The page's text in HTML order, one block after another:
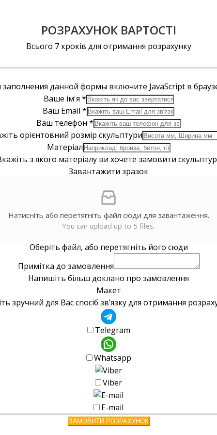
РОЗРАХУНОК ВАРТОСТІ
Всього 7 кроків для отримання розрахунку
заполнения данной формы включите JavaScript в
Ваше ім'я *
Ваш Email *
Ваш телефон *
орієнтовний розмір скульптури
Матеріал
з якого матеріалу ви хочете замовити
Завантажити зразок
Натисніть або перетягніть файл сюди для завантаження.
You can upload up to 5 files.
Оберіть файл, або перетягніть його сюди
Примітка до замовлення
Напишіть більш доклано про замовлення
Макет
зручний для Вас спосіб зв’язку для отримання
Telegram
Whatsapp
Viber
E-mail
ЗАМОВИТИ РОЗРАХУНОК